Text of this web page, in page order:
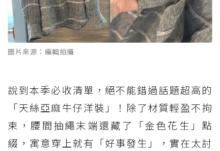
圖片來源：編輯拍攝
說到本季必收清單，絕不能錯過話題超高的
「天絲亞麻牛仔洋裝」！除了材質輕盈不拘
束，腰間抽繩末端還藏了「金色花生」點
綴，寓意穿上就有「好事發生」，實在太討